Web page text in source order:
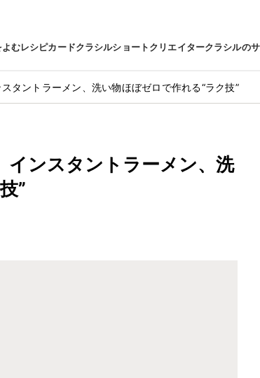
むレシピカードクラシルショートクリエイタークラシルの
タントラーメン、洗い物ほぼゼロで作れる“ラク技”
インスタントラーメン、洗
”